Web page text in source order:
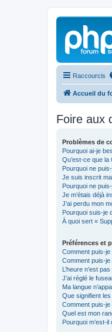
Raccourcis
Accueil du
Foire aux
Problèmes de
Pourquoi ai-je
Qu’est-ce que la
Pourquoi ne
Je suis inscrit
Pourquoi ne
Je m’étais déjà
J’ai perdu mon
Pourquoi suis-je
À quoi sert «
Préférences et
Comment puis-
Comment puis-je
L’heure n’est
J’ai réglé le
Ma langue
Que signifient
Comment puis-
Quel est mon
Pourquoi m’est-